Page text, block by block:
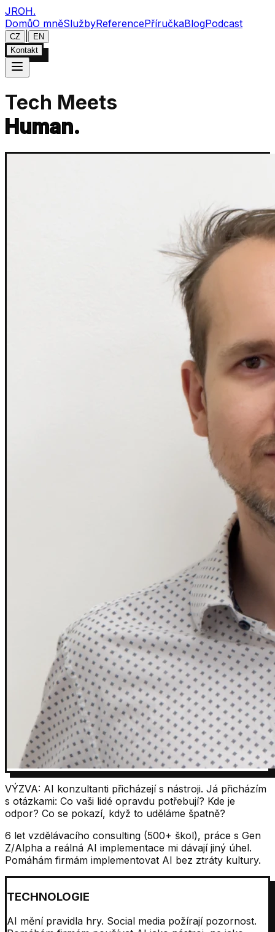
JROH.
DomůO mněSlužbyReferencePříručkaBlogPodcast
CZ
EN
Kontakt
Tech Meets
Human.
VÝZVA: AI konzultanti přicházejí s nástroji. Já přicházím
s otázkami: Co vaši lidé opravdu potřebují? Kde je
odpor? Co se pokazí, když to uděláme špatně?
6 let vzdělávacího consulting (500+ škol), práce s Gen
Z/Alpha a reálná AI implementace mi dávají jiný úhel.
Pomáhám firmám implementovat AI bez ztráty kultury.
TECHNOLOGIE
AI mění pravidla hry. Social media požírají pozornost.